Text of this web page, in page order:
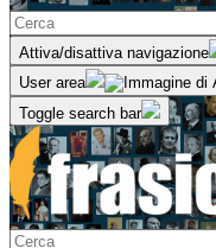
Attiva/disattiva navigazione
User area
Toggle search bar